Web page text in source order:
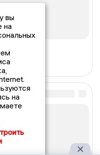
вы
на
на